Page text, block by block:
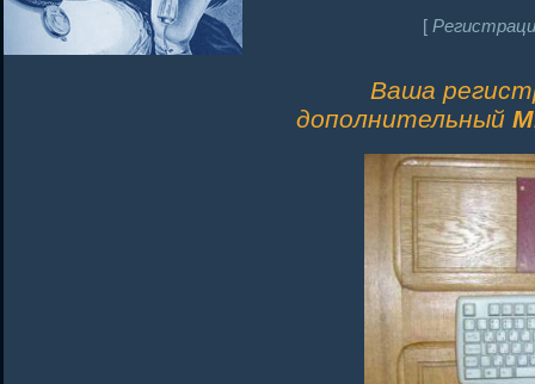
[
Ваша
дополнительный